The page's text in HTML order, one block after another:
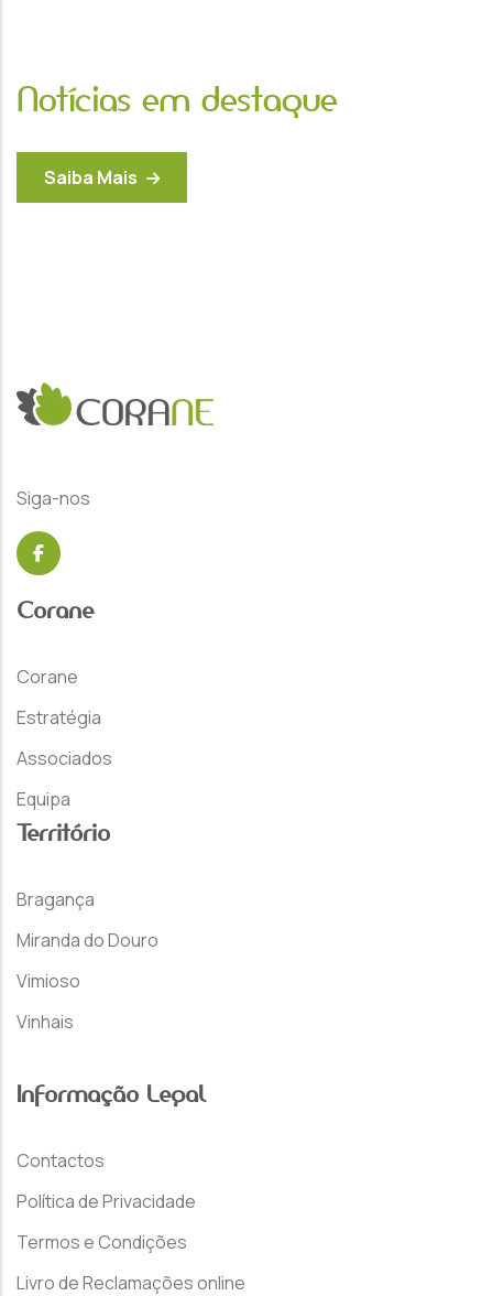
Notícias em destaque
Saiba Mais
Siga-nos
Corane
Corane
Estratégia
Associados
Equipa
Território
Bragança
Miranda do Douro
Vimioso
Vinhais
Informação Legal
Contactos
Política de Privacidade
Termos e Condições
Livro de Reclamações online